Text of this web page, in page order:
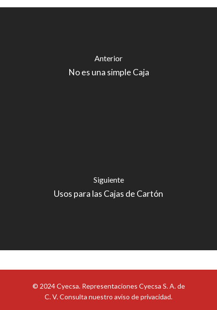
Anterior
No es una simple Caja
Siguiente
Usos para las Cajas de Cartón
© 2024 Cyecsa. Representaciones Cyecsa S. A. de
C. V. Consulta nuestro aviso de privacidad.